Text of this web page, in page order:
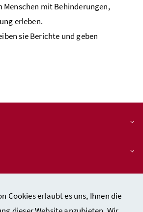
Cookies erlaubt es uns, Ihnen die
Menschen mit Behinderungen,
erleben.
sie Berichte und geben